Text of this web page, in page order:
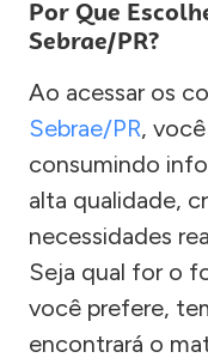
Por Que
Sebrae/PR?
Ao acessar os
Sebrae/PR,
consumindo
alta qualidade,
necessidades
Seja qual for o
você prefere,
encontrará o